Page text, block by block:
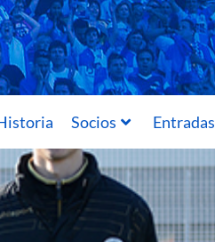
Socios Entradas